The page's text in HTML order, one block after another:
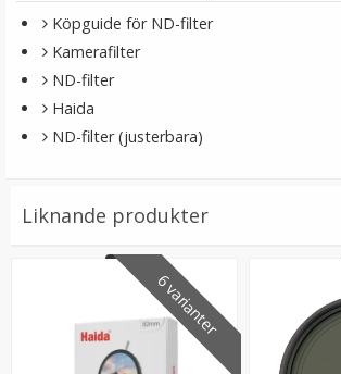
★★
LÄGG I VARUKORG
Köpguide för ND-filter
Kamerafilter
ND-filter
Haida
ND-filter (justerbara)
Liknande produkter
6 varianter